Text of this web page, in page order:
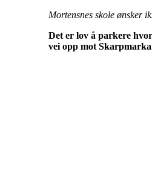
Mortensnes skole ønsker
Det er lov å parkere
vei opp mot